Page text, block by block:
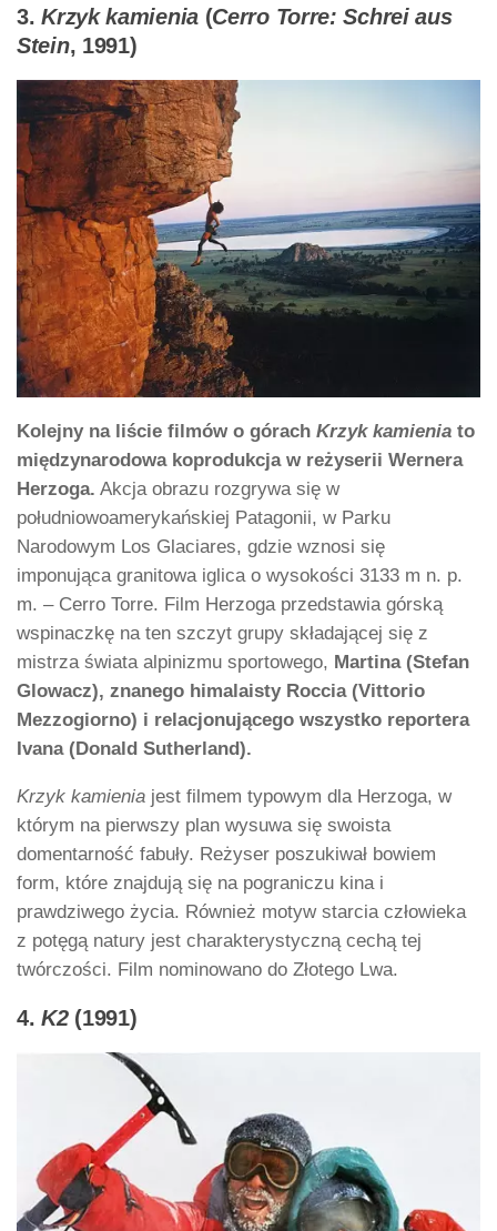
3.Krzyk kamienia(Cerro Torre: Schrei aus
Stein, 1991)
Kolejny na liście filmów o górach Krzyk kamienia to
międzynarodowa koprodukcja w reżyserii Wernera
Herzoga. Akcja obrazu rozgrywa się w
południowoamerykańskiej Patagonii, w Parku
Narodowym Los Glaciares, gdzie wznosi się
imponująca granitowa iglica o wysokości 3133 m n. p.
m. – Cerro Torre. Film Herzoga przedstawia górską
wspinaczkę na ten szczyt grupy składającej się z
mistrza świata alpinizmu sportowego, Martina (Stefan
Glowacz), znanego himalaisty Roccia (Vittorio
Mezzogiorno) i relacjonującego wszystko reportera
Ivana (Donald Sutherland).
Krzyk kamienia jest filmem typowym dla Herzoga, w
którym na pierwszy plan wysuwa się swoista
domentarność fabuły. Reżyser poszukiwał bowiem
form, które znajdują się na pograniczu kina i
prawdziwego życia. Również motyw starcia człowieka
z potęgą natury jest charakterystyczną cechą tej
twórczości. Film nominowano do Złotego Lwa.
4.K2(1991)